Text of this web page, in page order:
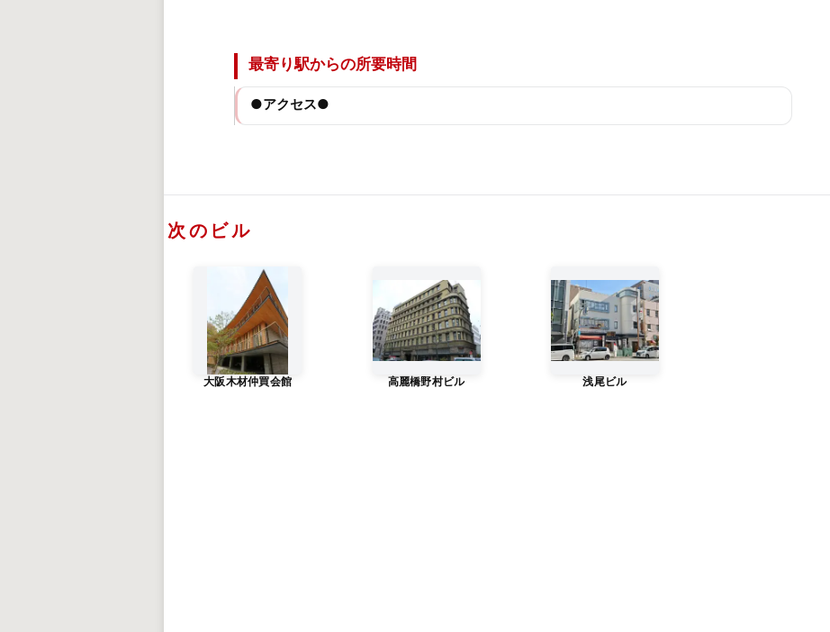
最寄り駅からの所要時間
●アクセス●
次のビル
大阪木材仲買会館 高麗橋野村ビル 浅尾ビル